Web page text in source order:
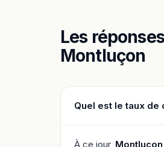
Les
Montluçon
Quel est le taux de
À ce jour, Montluçon